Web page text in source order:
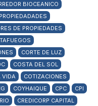
BIOCEANICO
DE PROPIEDADES
CORTE DE LUZ
COSTA DEL SOL
VIDA
COTIZACIONES
COYHAIQUE CPC
CPI
CREDICORP CAPITAL